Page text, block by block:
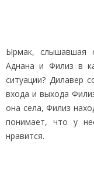
Ырмак, слышавшая
Аднана и Филиз в
ситуации? Дилавер
входа и выхода
она села, Филиз
понимает, что у
нравится.